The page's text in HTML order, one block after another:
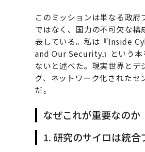
このミッションは単なる政
ではなく、国力の不可欠な
表している。私は『Inside
and Our Security』という本
ないと述べた。現実世界と
グ、ネットワーク化された
だ。
なぜこれが重要なのか
1. 研究のサイロは統合